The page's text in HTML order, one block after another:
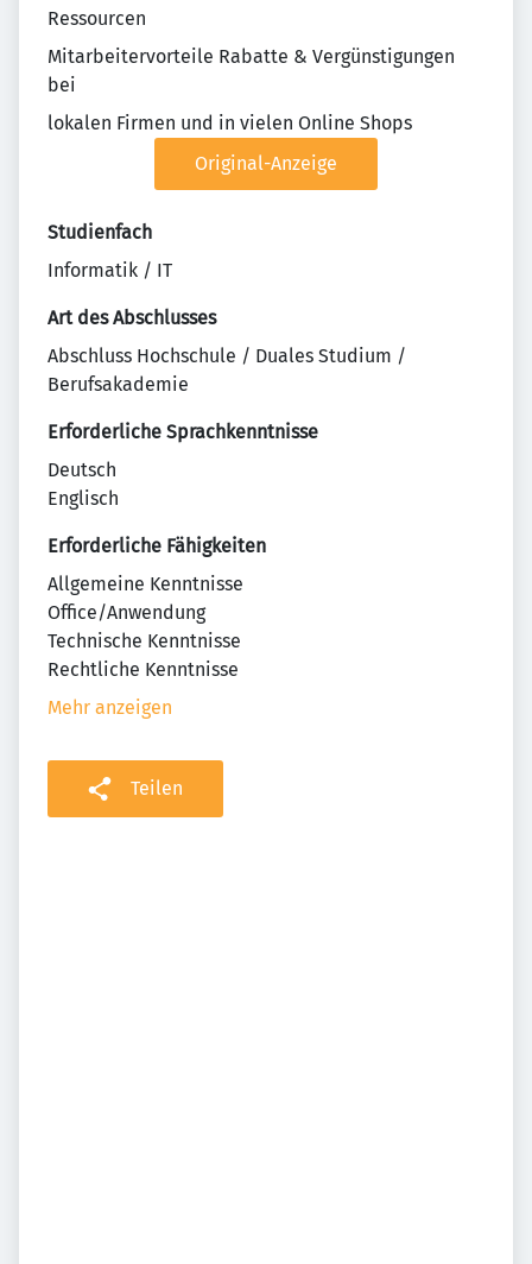
Ressourcen
Mitarbeitervorteile Rabatte & Vergünstigungen
bei
lokalen Firmen und in vielen Online Shops
Original-Anzeige
Studienfach
Informatik / IT
Art des Abschlusses
Abschluss Hochschule / Duales Studium /
Berufsakademie
Erforderliche Sprachkenntnisse
Deutsch
Englisch
Erforderliche Fähigkeiten
Allgemeine Kenntnisse
Office/Anwendung
Technische Kenntnisse
Rechtliche Kenntnisse
Mehr anzeigen
Teilen